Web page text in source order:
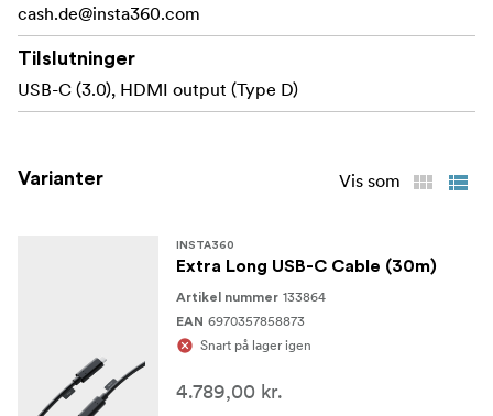
cash.de@insta360.com
Tilslutninger
USB-C (3.0), HDMI output (Type D)
Varianter Vis som
INSTA360
Extra Long USB-C Cable (30m)
Artikel nummer 133864
EAN 6970357858873
Snart på lager igen
4.789,00 kr.